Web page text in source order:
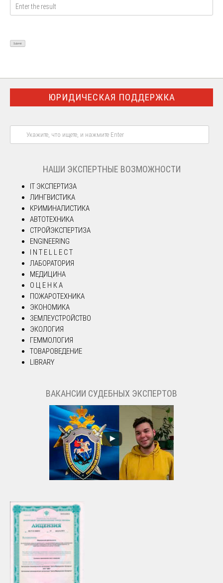
ЮРИДИЧЕСКАЯ ПОДДЕРЖКА
НАШИ ЭКСПЕРТНЫЕ ВОЗМОЖНОСТИ
IT ЭКСПЕРТИЗА
ЛИНГВИСТИКА
КРИМИНАЛИСТИКА
АВТОТЕХНИКА
СТРОЙЭКСПЕРТИЗА
ENGINEERING
I N T E L L E C T
ЛАБОРАТОРИЯ
МЕДИЦИНА
О Ц Е Н К А
ПОЖАРОТЕХНИКА
ЭКОНОМИКА
ЗЕМЛЕУСТРОЙСТВО
ЭКОЛОГИЯ
ГЕММОЛОГИЯ
ТОВАРОВЕДЕНИЕ
LIBRARY
ВАКАНСИИ СУДЕБНЫХ ЭКСПЕРТОВ